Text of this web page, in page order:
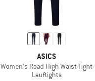
ASICS
Women's Road High Waist Tight
Lauftights